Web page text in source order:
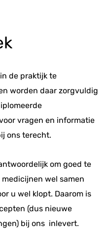
de praktijk te
worden daar zorgvuldig
vragen en informatie
ons terecht.
om goed te
wel samen
u wel klopt. Daarom is
(dus nieuwe
bij ons inlevert.